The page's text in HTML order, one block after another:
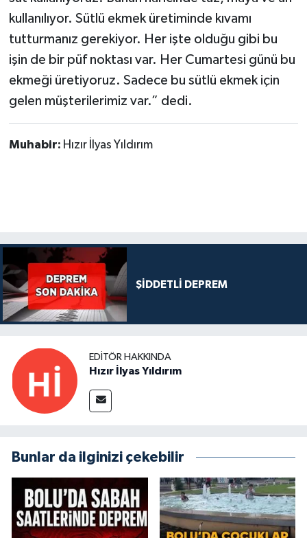
kullanılıyor. Sütlü ekmek üretiminde kıvamı
tutturmanız gerekiyor. Her işte olduğu gibi bu
işin de bir püf noktası var. Her Cumartesi günü bu
ekmeği üretiyoruz. Sadece bu sütlü ekmek için
gelen müşterilerimiz var.” dedi.
Muhabir: Hızır İlyas Yıldırım
ŞİDDETLİ DEPREM
EDITÖR HAKKINDA
Hızır İlyas Yıldırım
Bunlar da ilginizi çekebilir